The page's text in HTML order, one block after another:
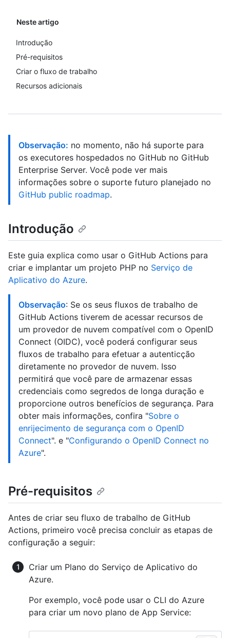
Neste artigo
Introdução
Pré-requisitos
Criar o fluxo de trabalho
Recursos adicionais
Observação: no momento, não há suporte para
os executores hospedados no GitHub no GitHub
Enterprise Server. Você pode ver mais
informações sobre o suporte futuro planejado no
GitHub public roadmap.
Introdução
Este guia explica como usar o GitHub Actions para
criar e implantar um projeto PHP no Serviço de
Aplicativo do Azure.
Observação: Se os seus fluxos de trabalho de
GitHub Actions tiverem de acessar recursos de
um provedor de nuvem compatível com o OpenID
Connect (OIDC), você poderá configurar seus
fluxos de trabalho para efetuar a autenticção
diretamente no provedor de nuvem. Isso
permitirá que você pare de armazenar essas
credenciais como segredos de longa duração e
proporcione outros benefícios de segurança. Para
obter mais informações, confira "Sobre o
enrijecimento de segurança com o OpenID
Connect". e "Configurando o OpenID Connect no
Azure".
Pré-requisitos
Antes de criar seu fluxo de trabalho de GitHub
Actions, primeiro você precisa concluir as etapas de
configuração a seguir:
Criar um Plano do Serviço de Aplicativo do
Azure.
Por exemplo, você pode usar o CLI do Azure
para criar um novo plano de App Service: